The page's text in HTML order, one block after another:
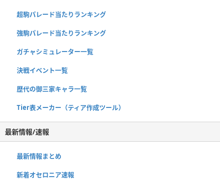
超駒パレード当たりランキング
強駒パレード当たりランキング
ガチャシミュレーター一覧
決戦イベント一覧
歴代の御三家キャラ一覧
Tier表メーカー（ティア作成ツール）
最新情報/速報
最新情報まとめ
新着オセロニア速報